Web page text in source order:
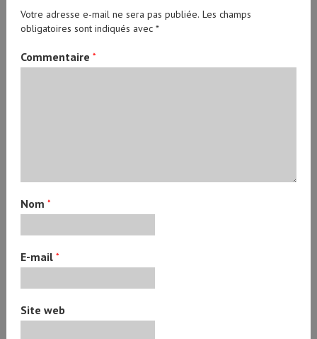
Votre adresse e-mail ne sera pas publiée. Les champs
obligatoires sont indiqués avec*
Commentaire*
Nom*
E-mail*
Site web